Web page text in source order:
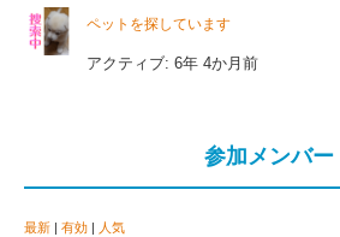
ペットを探しています
アクティブ: 6年 4か月前
参加メンバー
最新 | 有効 | 人気